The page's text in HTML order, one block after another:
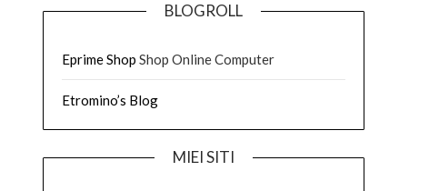
BLOGROLL
Eprime Shop Shop Online Computer
Etromino’s Blog
MIEI SITI